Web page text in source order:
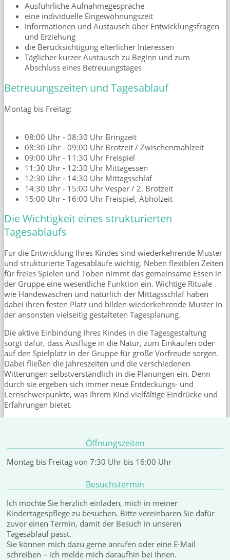
Ausführliche Aufnahmegespräche
eine individuelle Eingewöhnungszeit
Informationen und Austausch über Entwicklungsfragen
und Erziehung
die Berücksichtigung elterlicher Interessen
Täglicher kurzer Austausch zu Beginn und zum
Abschluss eines Betreuungstages
Betreuungszeiten und Tagesablauf
Montag bis Freitag:
08:00 Uhr - 08:30 Uhr Bringzeit
08:30 Uhr - 09:00 Uhr Brotzeit / Zwischenmahlzeit
09:00 Uhr - 11:30 Uhr Freispiel
11:30 Uhr - 12:30 Uhr Mittagessen
12:30 Uhr - 14:30 Uhr Mittagsschlaf
14:30 Uhr - 15:00 Uhr Vesper / 2. Brotzeit
15:00 Uhr - 16:00 Uhr Freispiel, Abholzeit
Die Wichtigkeit eines strukturierten
Tagesablaufs
Für die Entwicklung Ihres Kindes sind wiederkehrende Muster
und strukturierte Tagesabläufe wichtig. Neben flexiblen Zeiten
für freies Spielen und Toben nimmt das gemeinsame Essen in
der Gruppe eine wesentliche Funktion ein. Wichtige Rituale
wie Händewaschen und natürlich der Mittagsschlaf haben
dabei ihren festen Platz und bilden wiederkehrende Muster in
der ansonsten vielseitig gestalteten Tagesplanung.
Die aktive Einbindung Ihres Kindes in die Tagesgestaltung
sorgt dafür, dass Ausflüge in die Natur, zum Einkaufen oder
auf den Spielplatz in der Gruppe für große Vorfreude sorgen.
Dabei fließen die Jahreszeiten und die verschiedenen
Witterungen selbstverständlich in die Planungen ein. Denn
durch sie ergeben sich immer neue Entdeckungs- und
Lernschwerpunkte, was Ihrem Kind vielfältige Eindrücke und
Erfahrungen bietet.
Öffnungszeiten
Montag bis Freitag von 7:30 Uhr bis 16:00 Uhr
Besuchstermin
Ich möchte Sie herzlich einladen, mich in meiner
Kindertagespflege zu besuchen. Bitte vereinbaren Sie dafür
zuvor einen Termin, damit der Besuch in unseren
Tagesablauf passt.
Sie können mich dazu gerne anrufen oder eine E-Mail
schreiben – ich melde mich daraufhin bei Ihnen.